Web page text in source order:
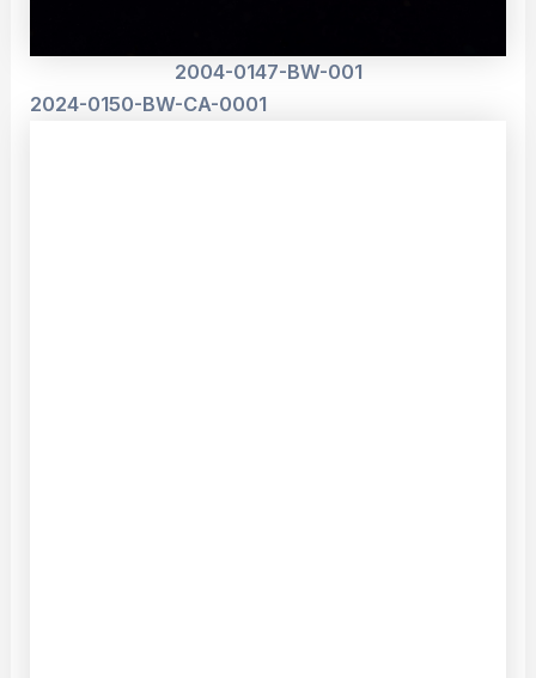
2004-0147-BW-001
2024-0150-BW-CA-0001